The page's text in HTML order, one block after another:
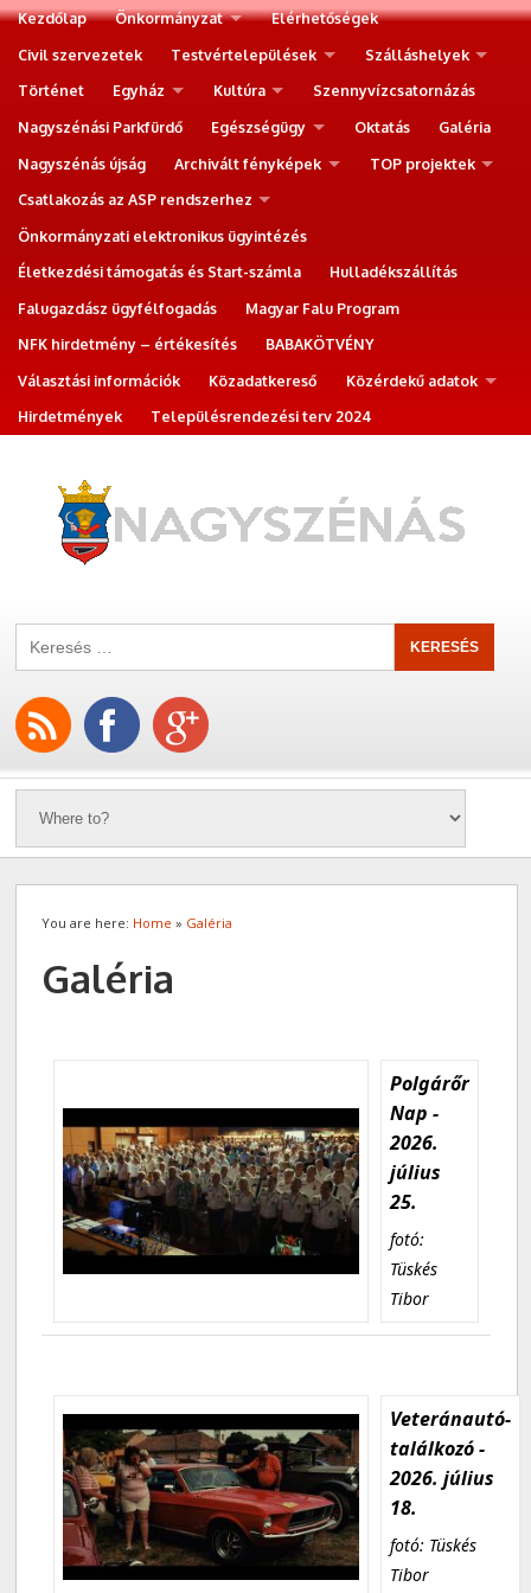
Kezdőlap Önkormányzat
Elérhetőségek
Civil szervezetek
Testvértelepülések
Szálláshelyek
Történet
Egyház Kultúra
Szennyvízcsatornázás
Nagyszénási Parkfürdő
Egészségügy Oktatás
Galéria
Nagyszénás újság
Archivált fényképek
TOP projektek
Csatlakozás az ASP rendszerhez
Önkormányzati elektronikus ügyintézés
Életkezdési támogatás és Start-számla
Hulladékszállítás
Falugazdász ügyfélfogadás
Magyar Falu Program
NFK hirdetmény – értékesítés
BABAKÖTVÉNY
Választási információk
Közadatkereső
Közérdekű adatok
Hirdetmények
Településrendezési terv 2024
You are here: Home » Galéria
Galéria
Polgárőr
Nap -
2026.
július
25.
fotó:
Tüskés
Tibor
Veteránautó-
találkozó -
2026. július
18.
fotó: Tüskés
Tibor